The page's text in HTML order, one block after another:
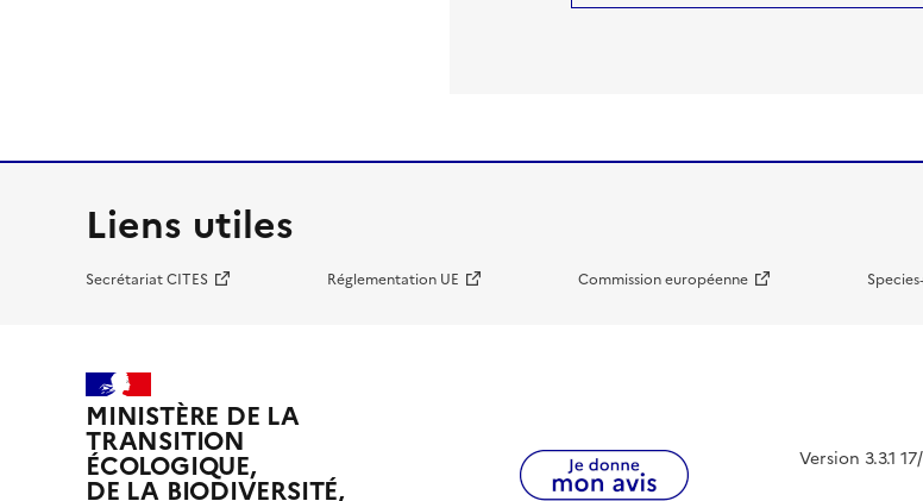
Liens utiles
Secrétariat CITES Réglementation UE Commission européenne
MINISTÈRE DE LA
TRANSITION
ÉCOLOGIQUE,
DE LA BIODIVERSITÉ,
Version 3.3.1